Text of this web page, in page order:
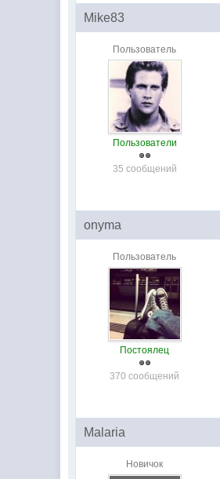
Mike83
Пользователь
Пользователи
35 сообщений
onyma
Пользователь
Постоялец
370 сообщений
Malaria
Новичок